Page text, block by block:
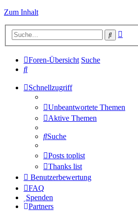
Zum Inhalt
Suche
Foren-Übersicht Suche
Suche
Schnellzugriff
Unbeantwortete Themen
Aktive Themen
Suche
Posts toplist
Thanks list
Benutzerbewertung
FAQ
Spenden
Partners